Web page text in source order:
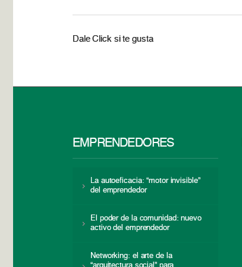
Dale Click si te gusta
EMPRENDEDORES
La autoeficacia: “motor invisible”
del emprendedor
El poder de la comunidad: nuevo
activo del emprendedor
Networking: el arte de la